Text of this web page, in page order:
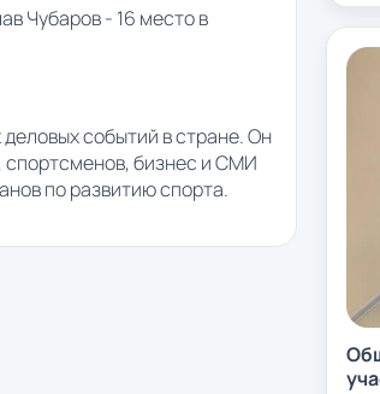
Чубаров - 16 место в
событий в стране. Он
спортсменов, бизнес и СМИ
по развитию спорта.